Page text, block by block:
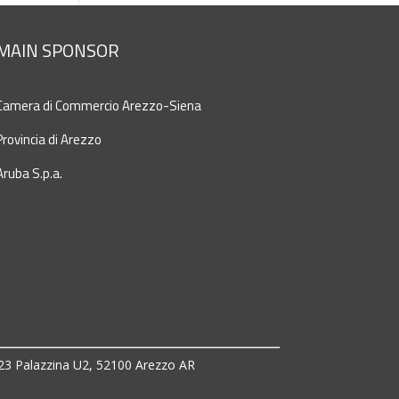
SPONSOR
di Commercio Arezzo-Siena
di Arezzo
S.p.a.
Palazzina U2, 52100 Arezzo AR